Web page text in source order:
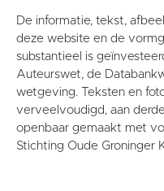
De informatie, tekst,
deze website en de
substantieel is
Auteurswet, de
wetgeving. Teksten en
verveelvoudigd, aan
openbaar gemaakt met
Stichting Oude Groninger